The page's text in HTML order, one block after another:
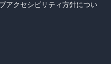
アクセシビリティ方針につい